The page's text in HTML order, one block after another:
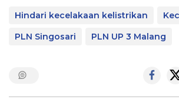
Hindari kecelakaan kelistrikan
PLN Singosari
PLN UP 3 Malang